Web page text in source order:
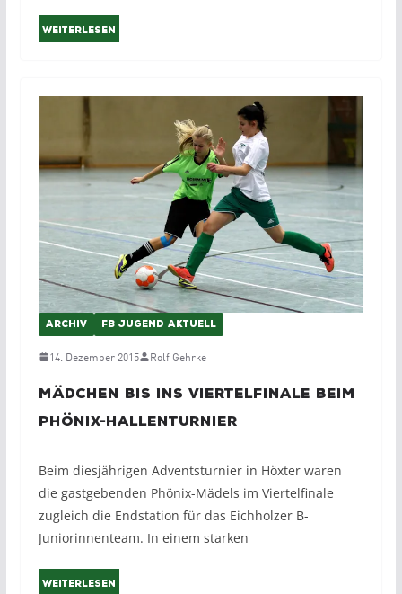
Weiterlesen
ARCHIV FB JUGEND AKTUELL
14. Dezember 2015 Rolf Gehrke
Mädchen bis ins Viertelfinale beim
Phönix-Hallenturnier
Beim diesjährigen Adventsturnier in Höxter waren
die gastgebenden Phönix-Mädels im Viertelfinale
zugleich die Endstation für das Eichholzer B-
Juniorinnenteam. In einem starken
Weiterlesen